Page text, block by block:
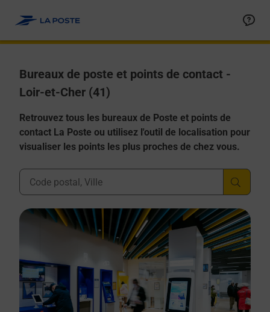
Bureaux de poste et points de contact -
Loir-et-Cher (41)
Retrouvez tous les bureaux de Poste et points de
contact La Poste ou utilisez l'outil de localisation pour
visualiser les points les plus proches de chez vous.
Ville, Département, Code Postal